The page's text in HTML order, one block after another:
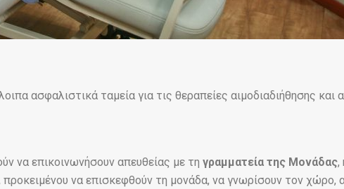
ασφαλιστικά ταμεία για τις θεραπείες αιμοδιαδιήθησης και
να επικοινωνήσουν απευθείας με τη γραμματεία της Μονάδας,
να επισκεφθούν τη μονάδα, να γνωρίσουν τον χώρο,